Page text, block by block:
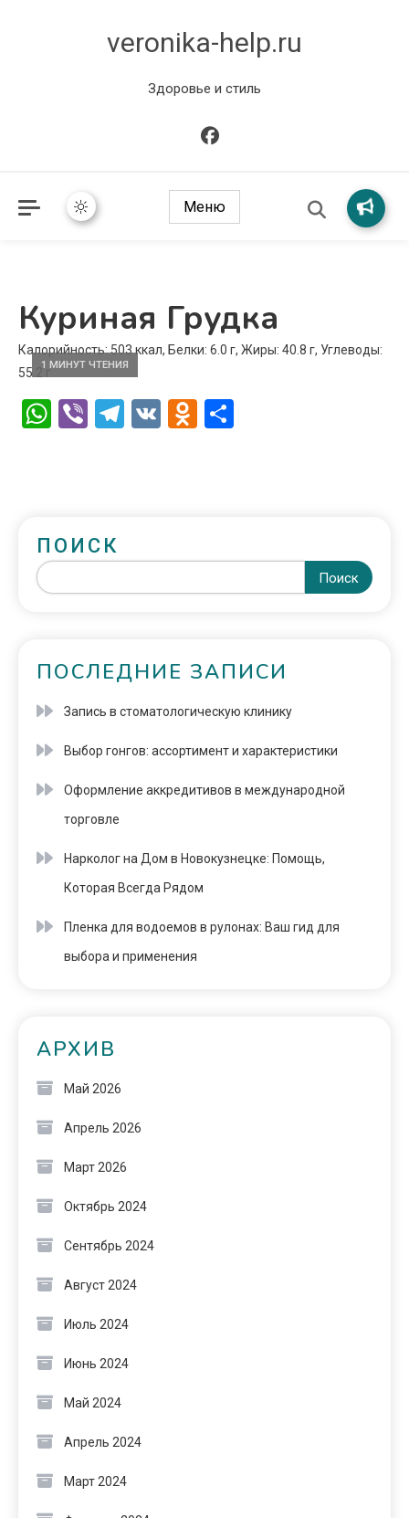
veronika-help.ru
Здоровье и стиль
Меню
Куриная Грудка
1 МИНУТ ЧТЕНИЯ
Калорийность: 503 ккал, Белки: 6.0 г, Жиры: 40.8 г, Углеводы:
55.2 г
WhatsApp
ViberTelegram
VK Odnoklassniki
ПОИСК
Поиск
ПОСЛЕДНИЕ ЗАПИСИ
Запись в стоматологическую клинику
Выбор гонгов: ассортимент и характеристики
Оформление аккредитивов в международной
торговле
Нарколог на Дом в Новокузнецке: Помощь,
Которая Всегда Рядом
Пленка для водоемов в рулонах: Ваш гид для
выбора и применения
АРХИВ
Май 2026
Апрель 2026
Март 2026
Октябрь 2024
Сентябрь 2024
Август 2024
Июль 2024
Июнь 2024
Май 2024
Апрель 2024
Март 2024